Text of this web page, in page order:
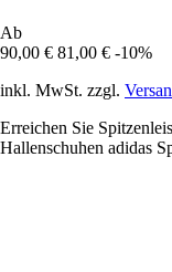
Ab
90,00 € 81,00 € -10%
inkl. MwSt. zzgl.
Erreichen Sie
Hallenschuhen adidas